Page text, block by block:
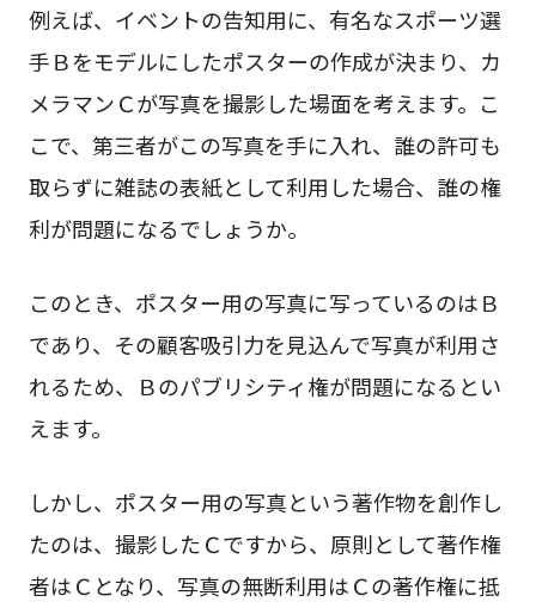
例えば、イベントの告知用に、有名なスポーツ選
手Ｂをモデルにしたポスターの作成が決まり、カ
メラマンＣが写真を撮影した場面を考えます。こ
こで、第三者がこの写真を手に入れ、誰の許可も
取らずに雑誌の表紙として利用した場合、誰の権
利が問題になるでしょうか。
このとき、ポスター用の写真に写っているのはＢ
であり、その顧客吸引力を見込んで写真が利用さ
れるため、Ｂのパブリシティ権が問題になるとい
えます。
しかし、ポスター用の写真という著作物を創作し
たのは、撮影したＣですから、原則として著作権
者はＣとなり、写真の無断利用はＣの著作権に抵